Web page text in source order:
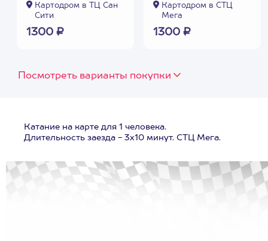
Картодром в ТЦ Сан
Сити
1300 ₽
Картодром в СТЦ
Мега
1300 ₽
Посмотреть варианты покупки
Катание на карте для 1 человека.
Длительность заезда - 3х10 минут. СТЦ Мега.